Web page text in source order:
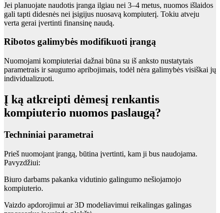
Jei planuojate naudotis įranga ilgiau nei 3–4 metus, nuomos išlaidos
gali tapti didesnės nei įsigijus nuosavą kompiuterį. Tokiu atveju
verta gerai įvertinti finansinę naudą.
Ribotos galimybės modifikuoti įrangą
Nuomojami kompiuteriai dažnai būna su iš anksto nustatytais
parametrais ir saugumo apribojimais, todėl nėra galimybės visiškai jų
individualizuoti.
Į ką atkreipti dėmesį renkantis
kompiuterio nuomos paslaugą?
Techniniai parametrai
Prieš nuomojant įrangą, būtina įvertinti, kam ji bus naudojama.
Pavyzdžiui:
Biuro darbams pakanka vidutinio galingumo nešiojamojo
kompiuterio.
Vaizdo apdorojimui ar 3D modeliavimui reikalingas galingas